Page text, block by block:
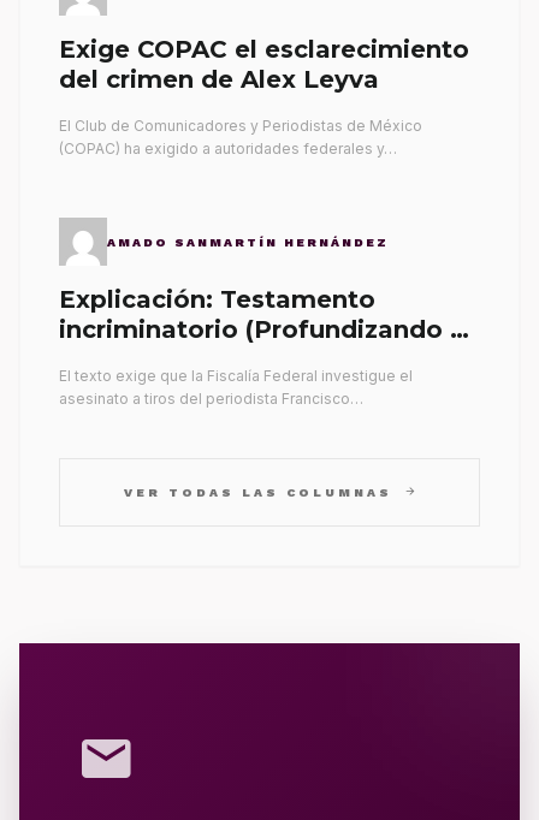
Exige COPAC el esclarecimiento
del crimen de Alex Leyva
El Club de Comunicadores y Periodistas de México
(COPAC) ha exigido a autoridades federales y…
AMADO SANMARTÍN HERNÁNDEZ
Explicación: Testamento
incriminatorio (Profundizando su
El texto exige que la Fiscalía Federal investigue el
asesinato a tiros del periodista Francisco…
VER TODAS LAS COLUMNAS arrow_forward
mail